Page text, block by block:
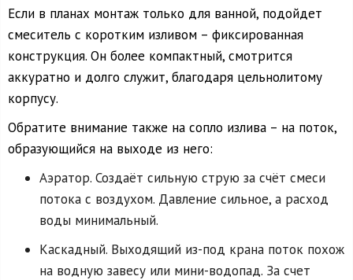
Если в планах монтаж только для ванной, подойдет
смеситель с коротким изливом – фиксированная
конструкция. Он более компактный, смотрится
аккуратно и долго служит, благодаря цельнолитому
корпусу.
Обратите внимание также на сопло излива – на поток,
образующийся на выходе из него:
Аэратор. Создаёт сильную струю за счёт смеси
потока с воздухом. Давление сильное, а расход
воды минимальный.
Каскадный. Выходящий из-под крана поток похож
на водную завесу или мини-водопад. За счет